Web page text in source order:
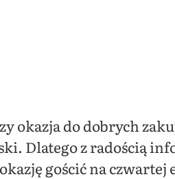
okazja do dobrych
Dlatego z radością
gościć na